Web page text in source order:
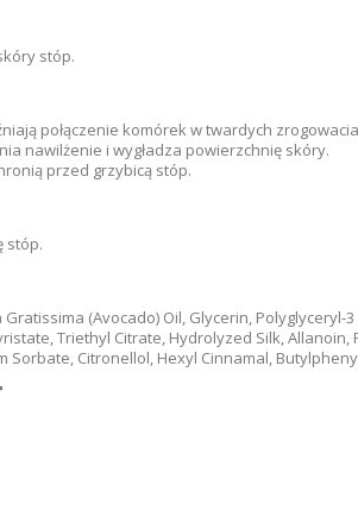
stóp.
połączenie komórek w twardych
nawilżenie i wygładza powierzchnię skóry.
przed grzybicą stóp.
stóp.
(Avocado) Oil, Glycerin,
Triethyl Citrate, Hydrolyzed Silk,
Sorbate, Citronellol, Hexyl Cinnamal,